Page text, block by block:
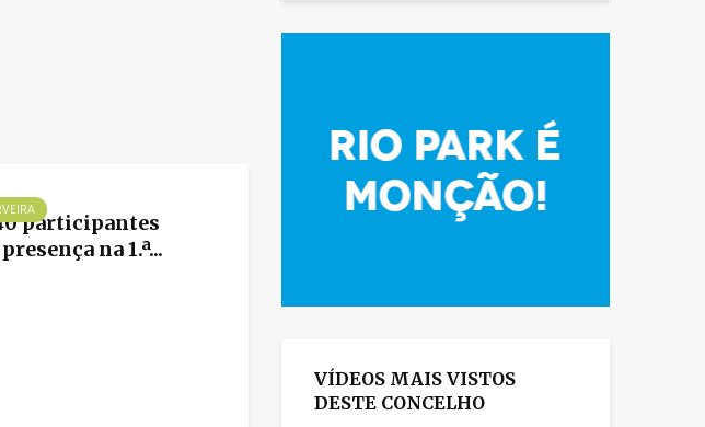
participantes
na 1.ª...
VÍDEOS MAIS VISTOS
DESTE CONCELHO